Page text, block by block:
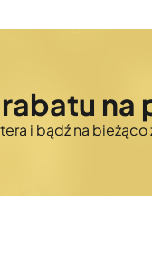
na
i bądź na